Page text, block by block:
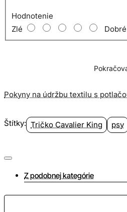
Hodnotenie
Zlé
Dobré
Pokyny na údržbu textilu s
Štítky: Tričko Cavalier King psy
Z podobnej kategórie